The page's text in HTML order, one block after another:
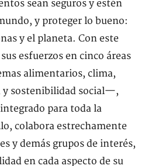
sean seguros y estén
y proteger lo bueno:
y el planeta. Con este
esfuerzos en cinco áreas
alimentarios, clima,
y sostenibilidad social—,
para toda la
colabora estrechamente
y demás grupos de interés,
en cada aspecto de su